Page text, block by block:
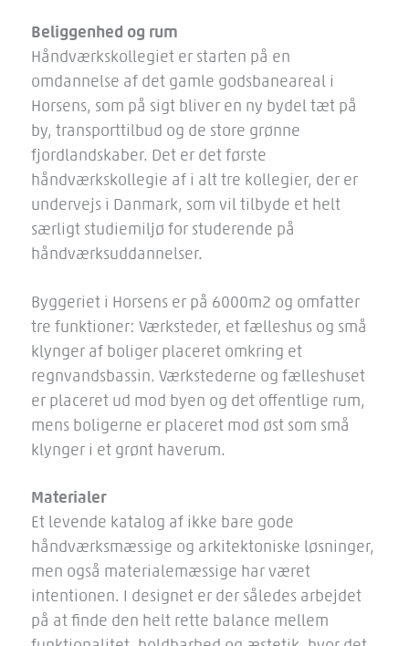
Beliggenhed og rum
Håndværkskollegiet er starten på en
omdannelse af det gamle godsbaneareal i
Horsens, som på sigt bliver en ny bydel tæt på
by, transporttilbud og de store grønne
fjordlandskaber. Det er det første
håndværkskollegie af i alt tre kollegier, der er
undervejs i Danmark, som vil tilbyde et helt
særligt studiemiljø for studerende på
håndværksuddannelser.
Byggeriet i Horsens er på 6000m2 og omfatter
tre funktioner: Værksteder, et fælleshus og små
klynger af boliger placeret omkring et
regnvandsbassin. Værkstederne og fælleshuset
er placeret ud mod byen og det offentlige rum,
mens boligerne er placeret mod øst som små
klynger i et grønt haverum.
Materialer
Et levende katalog af ikke bare gode
håndværksmæssige og arkitektoniske løsninger,
men også materialemæssige har været
intentionen. I designet er der således arbejdet
på at finde den helt rette balance mellem